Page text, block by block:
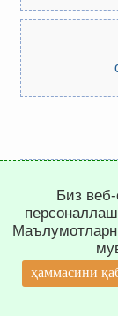
Биз
ҳаммасини